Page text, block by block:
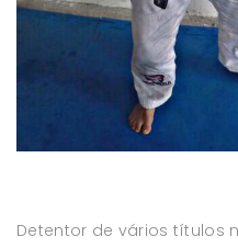
Detentor de vários títulos